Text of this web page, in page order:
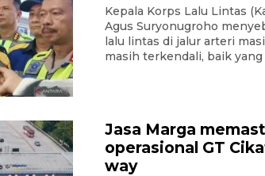
Kepala Korps Lalu Lintas
Agus Suryonugroho
lalu lintas di jalur arteri
masih terkendali, baik yang
Jasa Marga
operasional GT
way